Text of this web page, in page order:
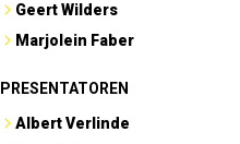
Geert Wilders
Marjolein Faber
PRESENTATOREN
Albert Verlinde